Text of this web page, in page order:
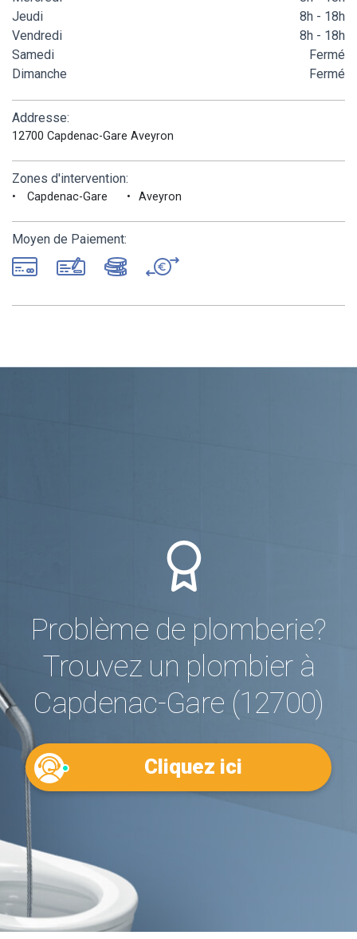
Jeudi
8h - 18h
Vendredi
8h - 18h
Samedi
Fermé
Dimanche
Fermé
Addresse:
12700 Capdenac-Gare Aveyron
Zones d'intervention:
Capdenac-Gare Aveyron
Moyen de Paiement:
Problème de plomberie?
Trouvez un plombier à
Capdenac-Gare (12700)
Cliquez ici